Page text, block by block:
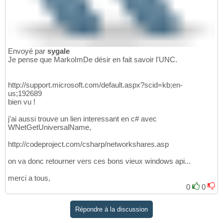
Envoyé par sygale
Je pense que MarkoImDe désir en fait savoir l'UNC.
http://support.microsoft.com/default.aspx?scid=kb;en-
us;192689
bien vu !
j'ai aussi trouve un lien interessant en c# avec
WNetGetUniversalName,
http://codeproject.com/csharp/networkshares.asp
on va donc retourner vers ces bons vieux windows api...
merci a tous,
0
0
Répondre à la discussion